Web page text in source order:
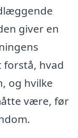
giver en
hvad
og hvilke
være, før